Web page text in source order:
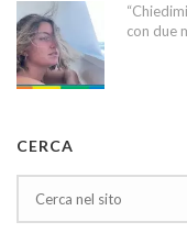
con due
CERCA